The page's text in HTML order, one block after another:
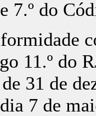
7.º do
11.º do
31 de
7 de